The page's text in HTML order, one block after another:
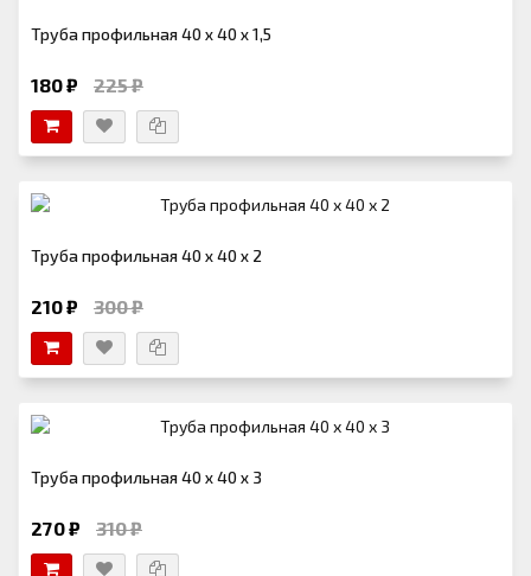
Труба профильная 40 х 40 х 1,5
180 ₽ 225 ₽
Труба профильная 40 х 40 х 2
210 ₽ 300 ₽
Труба профильная 40 х 40 х 3
270 ₽ 310 ₽